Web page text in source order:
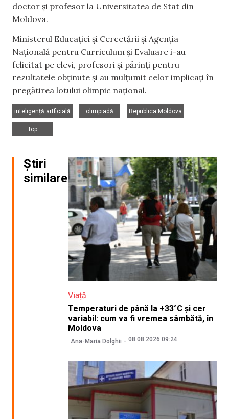
doctor și profesor la Universitatea de Stat din
Moldova.
Ministerul Educației și Cercetării și Agenția
Națională pentru Curriculum și Evaluare i-au
felicitat pe elevi, profesori și părinți pentru
rezultatele obținute și au mulțumit celor implicați în
pregătirea lotului olimpic național.
inteligență artficială
olimpiadă
Republica Moldova
top
Știri
similare
Viață
Temperaturi de până la +33°C și cer
variabil: cum va fi vremea sâmbătă, în
Moldova
Ana-Maria Dolghii 08.08.2026 09:24